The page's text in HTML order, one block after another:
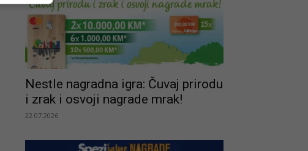
Nestle nagradna igra: Čuvaj prirodu
i zrak i osvoji nagrade mrak!
22.07.2026